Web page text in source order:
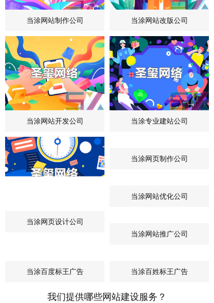
当涂网站制作公司 当涂网站改版公司
当涂网站开发公司 当涂专业建站公司
当涂网页设计公司
当涂网页制作公司
当涂网站优化公司
当涂网站推广公司
当涂百度标王广告 当涂百姓标王广告
我们提供哪些网站建设服务？